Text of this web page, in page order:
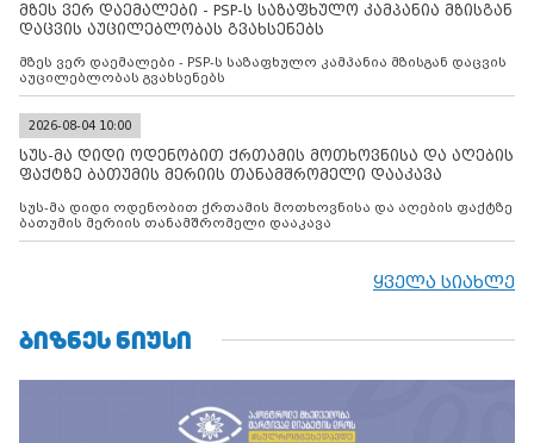
მზეს ვერ დაემალები - PSP-ს საზაფხულო კამპანია მზისგან
დაცვის აუცილებლობას გვახსენებს
მზეს ვერ დაემალები - PSP-ს საზაფხულო კამპანია მზისგან დაცვის
აუცილებლობას გვახსენებს
2026-08-04 10:00
სუს-მა დიდი ოდენობით ქრთამის მოთხოვნისა და აღების
ფაქტზე ბათუმის მერიის თანამშრომელი დააკავა
სუს-მა დიდი ოდენობით ქრთამის მოთხოვნისა და აღების ფაქტზე
ბათუმის მერიის თანამშრომელი დააკავა
ყველა სიახლე
ᲑᲘᲖᲜᲔᲡ ᲜᲘᲣᲡᲘ